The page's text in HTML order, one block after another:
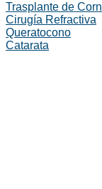
Trasplante de
Cirugía Refractiva
Queratocono
Catarata